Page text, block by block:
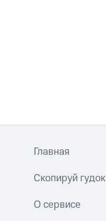
Главная
Скопируй гудок
О сервисе